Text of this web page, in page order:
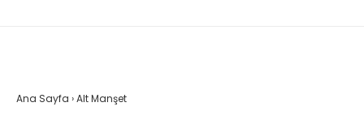
Ana Sayfa ›Alt Manşet